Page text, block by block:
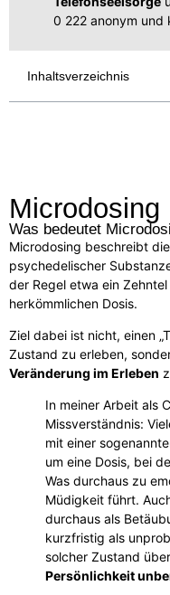
0 222 anonym und
Inhaltsverzeichnis
Microdosing
Was bedeutet
Microdosing beschreibt
psychedelischer
der Regel etwa ein
herkömmlichen Dosis.
Ziel dabei ist nicht, einen
Zustand zu erleben,
Veränderung im Erleben
In meiner Arbeit als
Missverständnis:
mit einer
um eine Dosis, bei
Was durchaus zu
Müdigkeit führt.
durchaus als
kurzfristig als
solcher Zustand
Persönlichkeit